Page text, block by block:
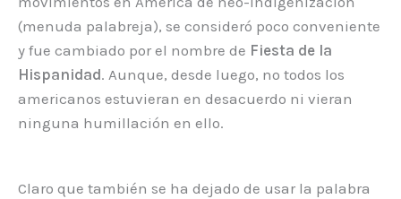
(menuda palabreja), se consideró poco conveniente
y fue cambiado por el nombre de Fiesta de la
Hispanidad. Aunque, desde luego, no todos los
americanos estuvieran en desacuerdo ni vieran
ninguna humillación en ello.
Claro que también se ha dejado de usar la palabra